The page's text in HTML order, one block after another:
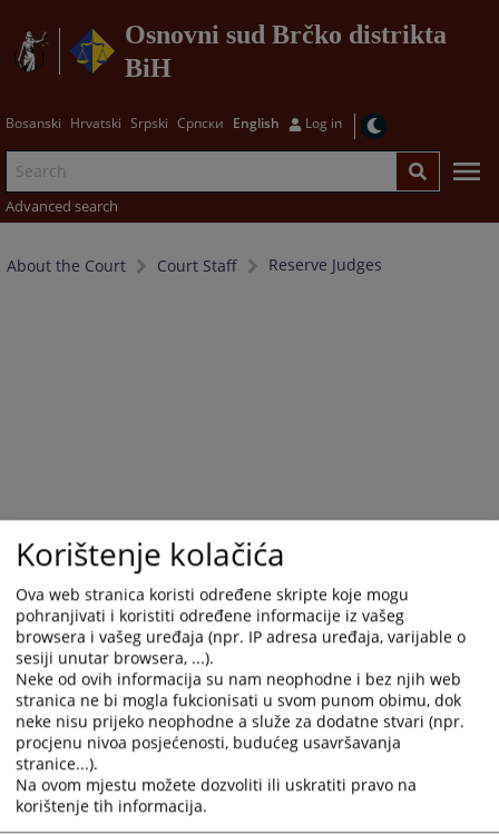
Osnovni sud Brčko distrikta
BiH
Bosanski Hrvatski Srpski Српски English Log in
Advanced search
About the Court Court Staff Reserve Judges
Trenutno nema vijesti
Korištenje kolačića
Ova web stranica koristi određene skripte koje mogu
pohranjivati i koristiti određene informacije iz vašeg
browsera i vašeg uređaja (npr. IP adresa uređaja, varijable o
sesiji unutar browsera, ...).
Neke od ovih informacija su nam neophodne i bez njih web
stranica ne bi mogla fukcionisati u svom punom obimu, dok
neke nisu prijeko neophodne a služe za dodatne stvari (npr.
procjenu nivoa posjećenosti, budućeg usavršavanja
stranice...).
Na ovom mjestu možete dozvoliti ili uskratiti pravo na
korištenje tih informacija.